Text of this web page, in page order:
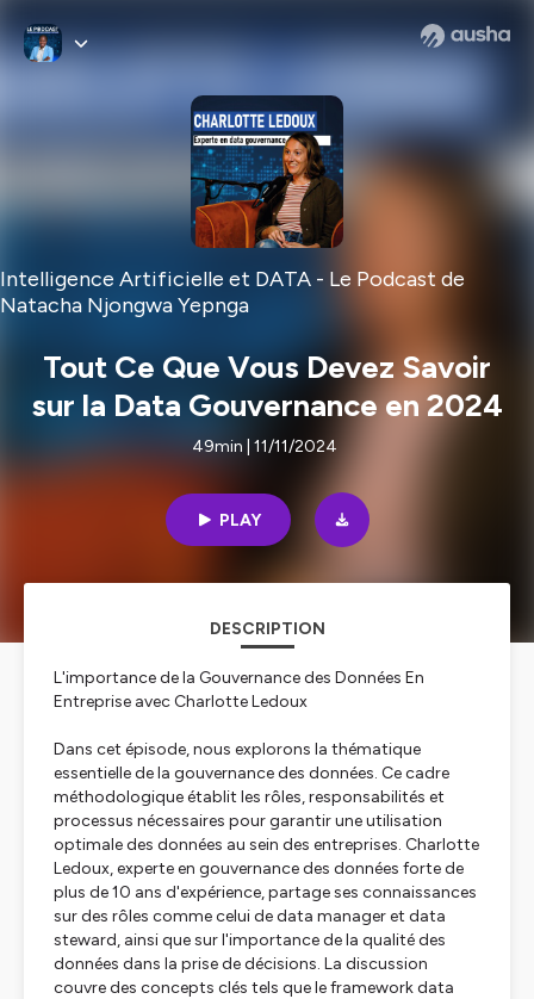
Intelligence Artificielle et DATA - Le Podcast de
Natacha Njongwa Yepnga
Tout Ce Que Vous Devez Savoir
sur la Data Gouvernance en 2024
49min | 11/11/2024
PLAY
DESCRIPTION
L'importance de la Gouvernance des Données En
Entreprise avec Charlotte Ledoux
Dans cet épisode, nous explorons la thématique
essentielle de la gouvernance des données. Ce cadre
méthodologique établit les rôles, responsabilités et
processus nécessaires pour garantir une utilisation
optimale des données au sein des entreprises. Charlotte
Ledoux, experte en gouvernance des données forte de
plus de 10 ans d'expérience, partage ses connaissances
sur des rôles comme celui de data manager et data
steward, ainsi que sur l'importance de la qualité des
données dans la prise de décisions. La discussion
couvre des concepts clés tels que le framework data